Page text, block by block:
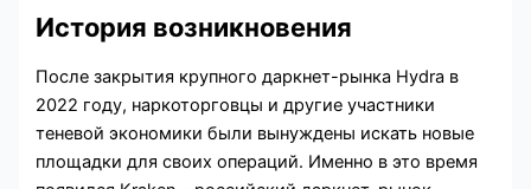
История возникновения
После закрытия крупного даркнет-рынка Hydra в
2022 году, наркоторговцы и другие участники
теневой экономики были вынуждены искать новые
площадки для своих операций. Именно в это время